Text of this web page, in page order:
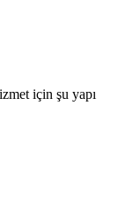
için şu yapı